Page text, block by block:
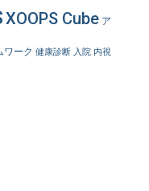
XOOPS Cube ア
ワーク 健康診断 入院 内視